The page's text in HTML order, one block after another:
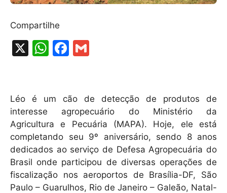
Compartilhe
X
W
s
p
p
F
e
b
o
o
k
l
Léo é um cão de detecção de produtos de
interesse agropecuário do Ministério da
Agricultura e Pecuária (MAPA). Hoje, ele está
completando seu 9º aniversário, sendo 8 anos
dedicados ao serviço de Defesa Agropecuária do
Brasil onde participou de diversas operações de
fiscalização nos aeroportos de Brasília-DF, São
Paulo – Guarulhos, Rio de Janeiro – Galeão, Natal-